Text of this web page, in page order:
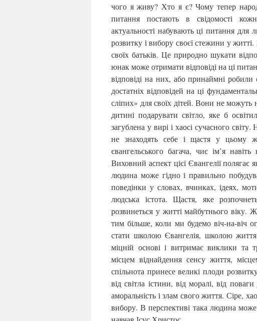
чого я живу? Хто я є? Чому тепер
питання постають в свідомості
актуальності набувають ці питання
розвитку і вибору своєї стежини у
своїх батьків. Це природно шукати
юнак може отримати відповіді на ці
відповіді на них, або принаймні
достатніх відповідей на ці
сліпих» для своїх дітей. Вони не
дитині подарувати світло, яке б
загублена у вирі і хаосі сучасного
не знаходять себе і щастя у цьому
євангельського багача, чиє ім’я
Виховний аспект цієї Євангелії полягає
людина може гідно і правильно
поведінки у словах, вчинках, ідеях,
людська істота. Щастя, яке
розвинеться у житті майбутнього віку.
тим більше, коли ми будемо віч-на-віч
стати школою Євангелія, школою життя
міцній основі і витримає виклики та
місцем віднайдення сенсу життя,
спільнота принесе великі плоди
від світла істини, від моралі, від
аморальність і злам свого життя. Сіре,
вибору. В перспективі така людина може